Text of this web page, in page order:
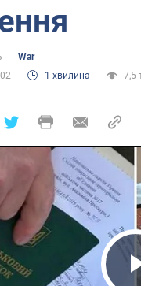
War
1 хвилина 7,5